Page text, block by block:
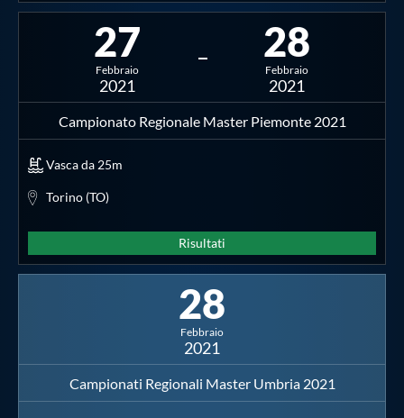
27
Febbraio
2021
28
Febbraio
2021
Campionato Regionale Master Piemonte 2021
Vasca da 25m
Torino (TO)
Risultati
28
Febbraio
2021
Campionati Regionali Master Umbria 2021